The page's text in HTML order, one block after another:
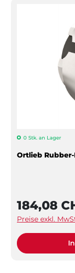
0 Stk. an Lager
Ortlieb
184,08
Preise exkl.